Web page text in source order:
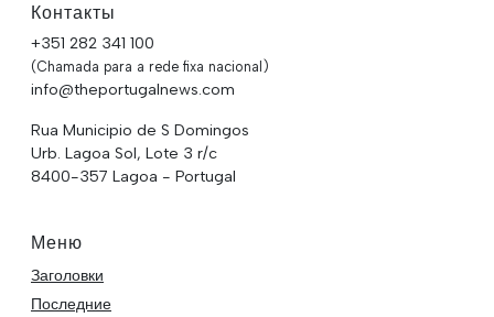
Контакты
+351 282 341 100
(Chamada para a rede fixa nacional)
info@theportugalnews.com
Rua Municipio de S Domingos
Urb. Lagoa Sol, Lote 3 r/c
8400-357 Lagoa - Portugal
Меню
Заголовки
Последние